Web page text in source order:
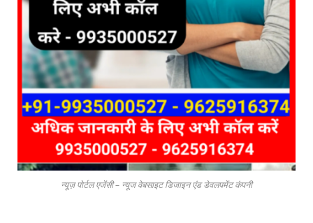
न्यूज़ पोर्टल एजेंसी – न्यूज वेबसाइट डिजाइन एंड डेवलपमेंट कंपनी